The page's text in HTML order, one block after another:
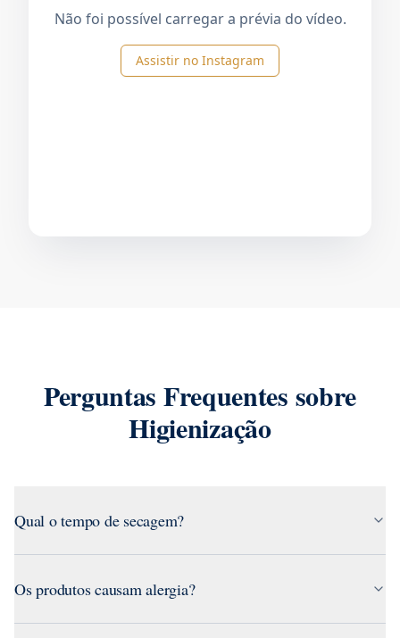
Não foi possível carregar a prévia do vídeo.
Assistir no Instagram
Perguntas Frequentes sobre
Higienização
Qual o tempo de secagem?
Os produtos causam alergia?